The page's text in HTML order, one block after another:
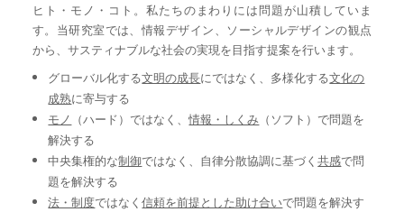
ヒト・モノ・コト。私たちのまわりには問題が山積していま
す。当研究室では、情報デザイン、ソーシャルデザインの観点
から、サスティナブルな社会の実現を目指す提案を行います。
グローバル化する文明の成長にではなく、多様化する文化の
成熟に寄与する
モノ （ハード）ではなく、情報・しくみ （ソフト）で問題を
解決する
中央集権的な制御ではなく、自律分散協調に基づく共感で問
題を解決する
法・制度ではなく信頼を前提とした助け合いで問題を解決す